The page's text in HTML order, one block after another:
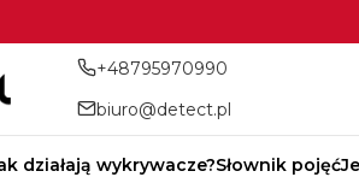
+48795970990
biuro@detect.pl
działają wykrywacze?Słownik pojęć